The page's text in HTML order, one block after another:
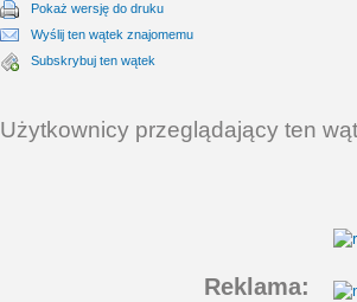
Pokaż wersję do druku
Wyślij ten wątek znajomemu
Subskrybuj ten wątek
Użytkownicy przeglądający ten
Reklama: